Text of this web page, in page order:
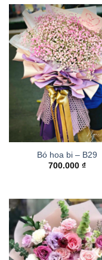
Bó hoa bi – B29
700.000 ₫